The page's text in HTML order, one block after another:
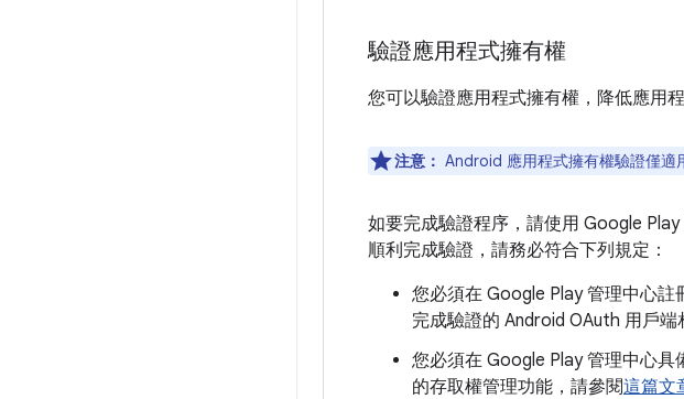
驗證應用程式擁有權
您可以驗證應用程式擁有權，降低應用
注意： Android 應用程式擁有權驗證僅適
如要完成驗證程序，請使用 Google
順利完成驗證，請務必符合下列規定：
您必須在 Google Play 管理中心
完成驗證的 Android OAuth 用戶端
您必須在 Google Play 管理中心具
的存取權管理功能，請參閱這篇文